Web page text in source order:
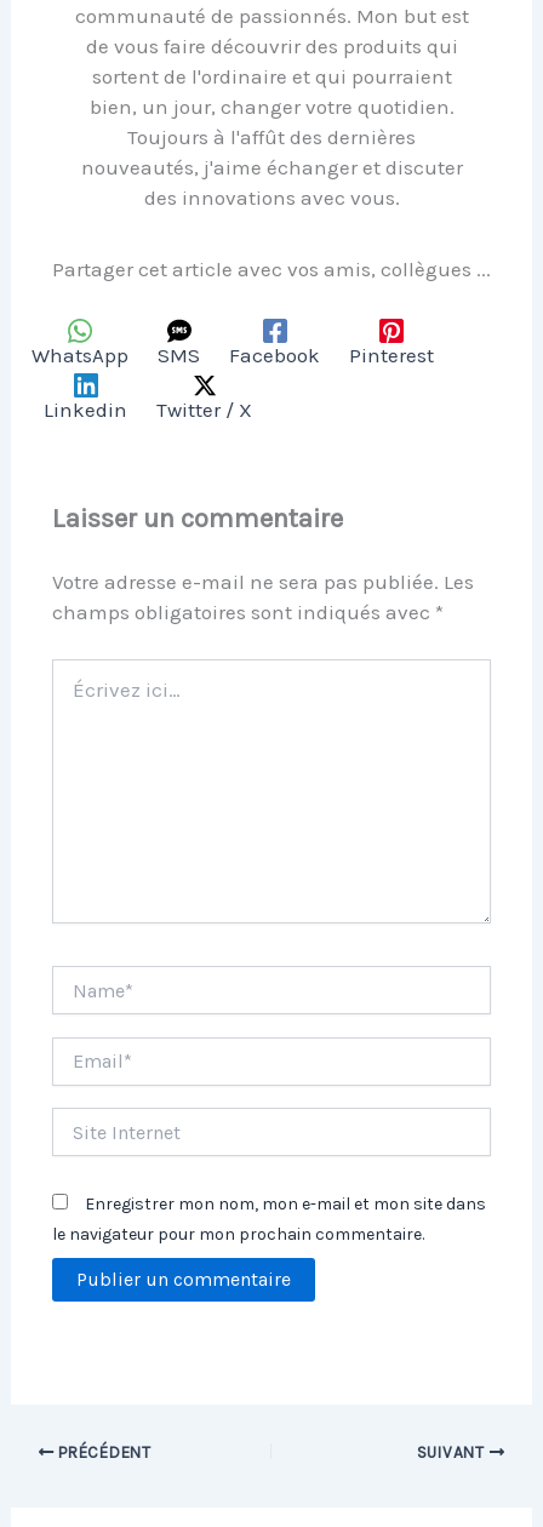
communauté de passionnés. Mon but est
de vous faire découvrir des produits qui
sortent de l'ordinaire et qui pourraient
bien, un jour, changer votre quotidien.
Toujours à l'affût des dernières
nouveautés, j'aime échanger et discuter
des innovations avec vous.
Partager cet article avec vos amis, collègues ...
WhatsApp SMS Facebook Pinterest
Linkedin Twitter / X
Laisser un commentaire
Votre adresse e-mail ne sera pas publiée. Les
champs obligatoires sont indiqués avec *
ici…
Internet
Enregistrer mon nom, mon e-mail et mon site dans
le navigateur pour mon prochain commentaire.
PRÉCÉDENT SUIVANT